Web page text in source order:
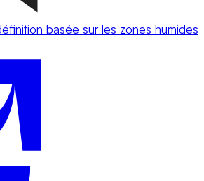
basée sur les zones humides